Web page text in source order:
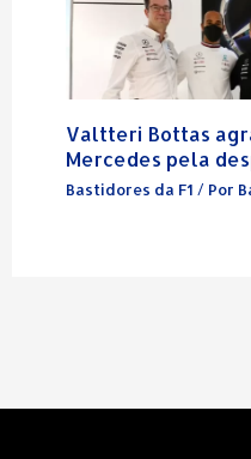
Valtteri Bottas
Mercedes pela
Bastidores da F1 / Por